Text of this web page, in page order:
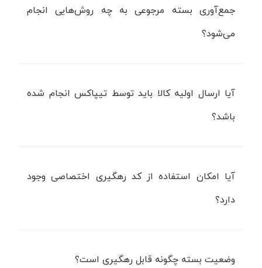
جمع‌آوری بسته‌ مرجوعی به چه روش‌هایی انجام
می‌شود؟
آیا ارسال اولیه کالا باید توسط تیپاکس انجام شده
باشد؟
آیا امکان استفاده از کد رهگیری اختصاصی وجود
دارد؟
وضعیت بسته چگونه قابل رهگیری است؟